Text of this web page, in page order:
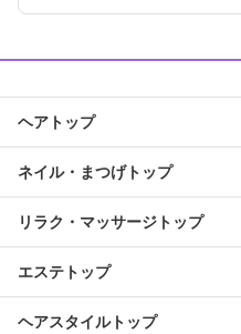
ヘアトップ
ネイル・まつげトップ
リラク・マッサージトップ
エステトップ
ヘアスタイルトップ